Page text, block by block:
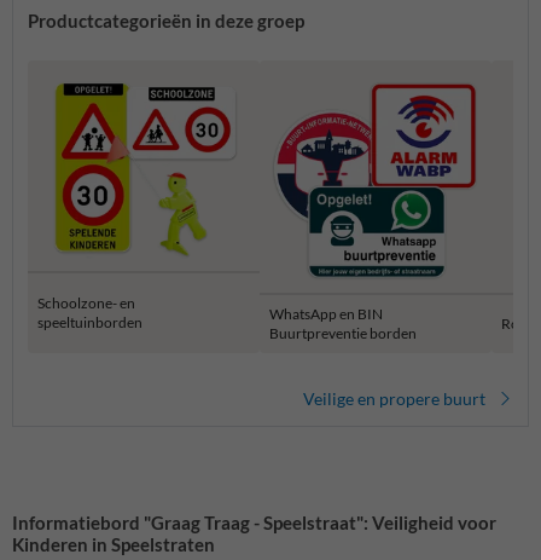
Productcategorieën in deze groep
Schoolzone- en
speeltuinborden
WhatsApp en BIN
Buurtpreventie borden
Veilige en propere buurt
Informatiebord "Graag Traag - Speelstraat": Veiligheid voor
Kinderen in Speelstraten